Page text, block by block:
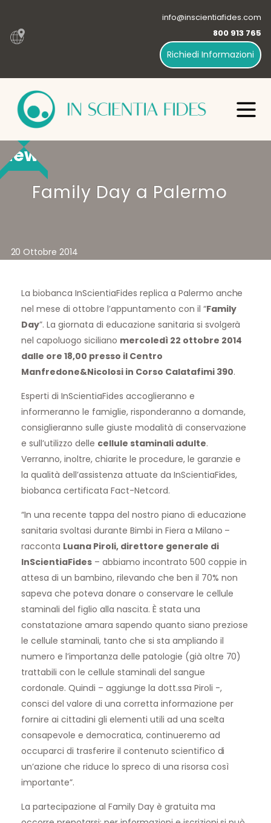
info@inscientiafides.com
800 913 765
Richiedi Informazioni
Family Day a Palermo
20 Ottobre 2014
News
La biobanca InScientiaFides replica a Palermo anche
nel mese di ottobre l’appuntamento con il “Family
Day”. La giornata di educazione sanitaria si svolgerà
nel capoluogo siciliano mercoledì 22 ottobre 2014
dalle ore 18,00 presso il Centro
Manfredone&Nicolosi in Corso Calatafimi 390.
Esperti di InScientiaFides accoglieranno e
informeranno le famiglie, risponderanno a domande,
consiglieranno sulle giuste modalità di conservazione
e sull’utilizzo delle cellule staminali adulte.
Verranno, inoltre, chiarite le procedure, le garanzie e
la qualità dell’assistenza attuate da InScientiaFides,
biobanca certificata Fact-Netcord.
“In una recente tappa del nostro piano di educazione
sanitaria svoltasi durante Bimbi in Fiera a Milano –
racconta Luana Piroli, direttore generale di
InScientiaFides– abbiamo incontrato 500 coppie in
attesa di un bambino, rilevando che ben il 70% non
sapeva che poteva donare o conservare le cellule
staminali del figlio alla nascita. È stata una
constatazione amara sapendo quanto siano preziose
le cellule staminali, tanto che si sta ampliando il
numero e l’importanza delle patologie (già oltre 70)
trattabili con le cellule staminali del sangue
cordonale. Quindi – aggiunge la dott.ssa Piroli -,
consci del valore di una corretta informazione per
fornire ai cittadini gli elementi utili ad una scelta
consapevole e democratica, continueremo ad
occuparci di trasferire il contenuto scientifico di
un’azione che riduce lo spreco di una risorsa così
importante”.
La partecipazione al Family Day è gratuita ma